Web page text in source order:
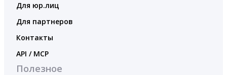
Для юр.лиц
Для партнеров
Контакты
API / MCP
Полезное